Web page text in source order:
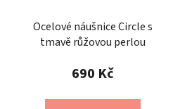
Ocelové náušnice Circle s
tmavě růžovou perlou
690 Kč